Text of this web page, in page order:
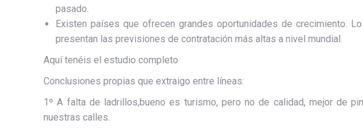
pasado.
Existen países que ofrecen grandes oportunidades de crecimiento.
presentan las previsiones de contratación más altas a nivel mundial.
Aquí tenéis el estudio completo
Conclusiones propias que extraigo entre líneas:
1º A falta de ladrillos,bueno es turismo, pero no de calidad, mejor de
nuestras calles.